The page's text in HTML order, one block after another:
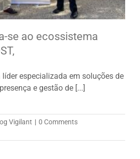
se ao ecossistema
especializada em soluções de
e gestão de [...]
Vigilant | 0 Comments